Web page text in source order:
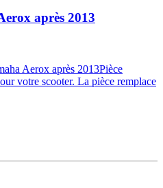
après 2013
Aerox après 2013Pièce
votre scooter. La pièce remplace